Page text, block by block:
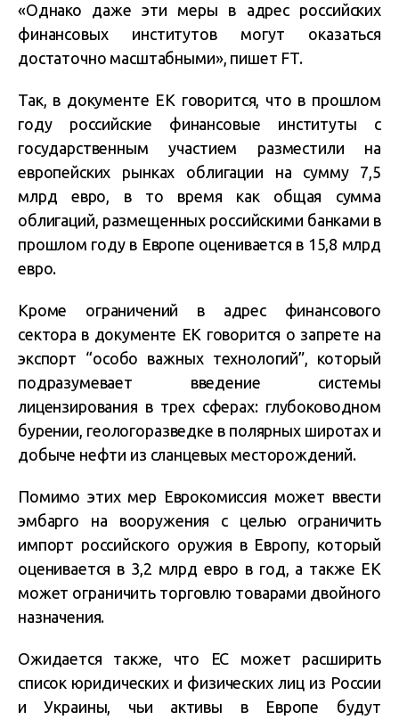
«Однако даже эти меры в адрес российских
финансовых институтов могут оказаться
достаточно масштабными», пишет FT.
Так, в документе ЕК говорится, что в прошлом
году российские финансовые институты с
государственным участием разместили на
европейских рынках облигации на сумму 7,5
млрд евро, в то время как общая сумма
облигаций, размещенных российскими банками в
прошлом году в Европе оценивается в 15,8 млрд
евро.
Кроме ограничений в адрес финансового
сектора в документе ЕК говорится о запрете на
экспорт “особо важных технологий”, который
подразумевает введение системы
лицензирования в трех сферах: глубоководном
бурении, геологоразведке в полярных широтах и
добыче нефти из сланцевых месторождений.
Помимо этих мер Еврокомиссия может ввести
эмбарго на вооружения с целью ограничить
импорт российского оружия в Европу, который
оценивается в 3,2 млрд евро в год, а также ЕК
может ограничить торговлю товарами двойного
назначения.
Ожидается также, что ЕС может расширить
список юридических и физических лиц из России
и Украины, чьи активы в Европе будут